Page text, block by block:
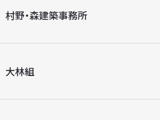
村野・森建築事務所
大林組